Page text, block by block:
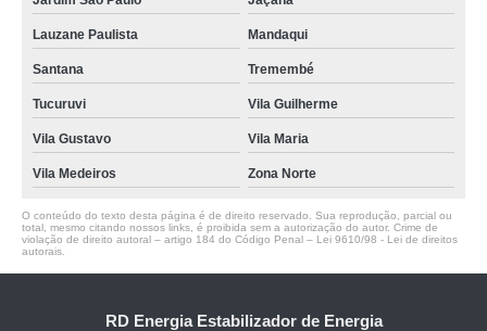
Lauzane Paulista Mandaqui
Santana Tremembé
Tucuruvi Vila Guilherme
Vila Gustavo Vila Maria
Vila Medeiros Zona Norte
O conteúdo do texto desta página é de direito reservado. Sua reprodução, parcial ou
total, mesmo citando nossos links, é proibida sem a autorização do autor. Crime de
violação de direito autoral – artigo 184 do Código Penal – Lei 9610/98 - Lei de direitos
autorais
RD Energia Estabilizador de Energia